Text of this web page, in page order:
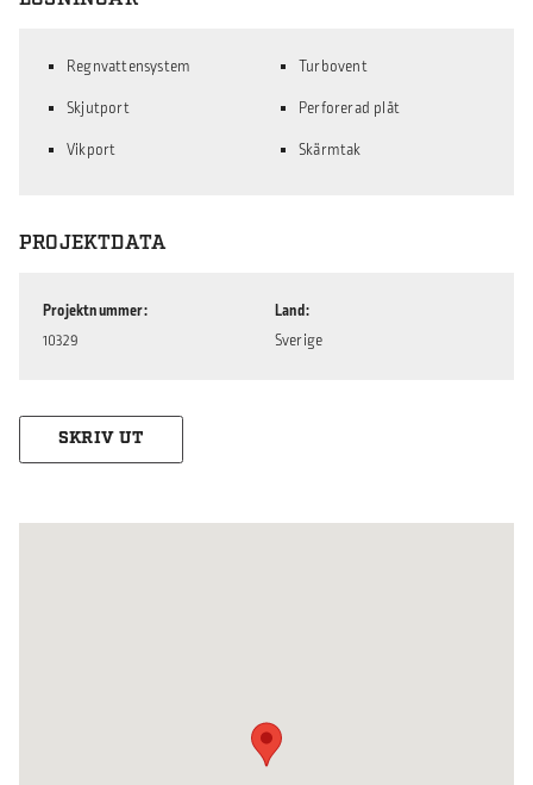
Regnvattensystem
Skjutport
Vikport
Turbovent
Perforerad plåt
Skärmtak
PROJEKTDATA
Projektnummer
10329
Land
Sverige
SKRIV UT